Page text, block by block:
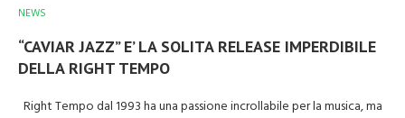
NEWS
“CAVIAR JAZZ” E’ LA SOLITA RELEASE IMPERDIBILE
DELLA RIGHT TEMPO
Right Tempo dal 1993 ha una passione incrollabile per la musica, ma